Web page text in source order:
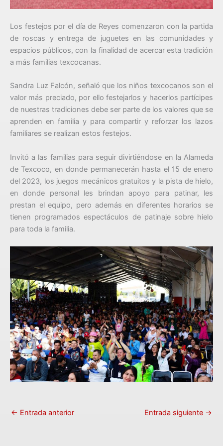
Los festejos por el día de Reyes comenzaron con la partida
de roscas y entrega de juguetes en las comunidades y
espacios públicos, con la finalidad de acercar esta tradición
a más familias texcocanas.
Sandra Luz Falcón, señaló que los niños texcocanos son el
valor más preciado, por ello festejarlos y hacerlos partícipes
de nuestras tradiciones debe ser parte de los valores que se
aprenden en familia y para compartir y reforzar los lazos
familiares se realizan estos festejos.
Invitó a las familias para seguir divirtiéndose en la Alameda
de Texcoco, en donde permanecerán hasta el 15 de enero
del 2023, los juegos mecánicos gratuitos y la pista de hielo,
en donde personal les brindan apoyo para patinar, les
prestan el equipo, pero además en diferentes horarios se
tienen programados espectáculos de patinaje sobre hielo
para toda la familia.
← Entrada anterior Entrada siguiente →